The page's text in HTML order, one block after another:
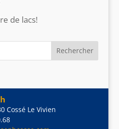
de lacs!
Cossé Le Vivien